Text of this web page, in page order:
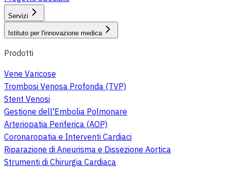
Servizi
Istituto per l'innovazione medica
Prodotti
Vene Varicose
Trombosi Venosa Profonda (TVP)
Stent Venosi
Gestione dell'Embolia Polmonare
Arteriopatia Periferica (AOP)
Coronaropatia e Interventi Cardiaci
Riparazione di Aneurisma e Dissezione Aortica
Strumenti di Chirurgia Cardiaca